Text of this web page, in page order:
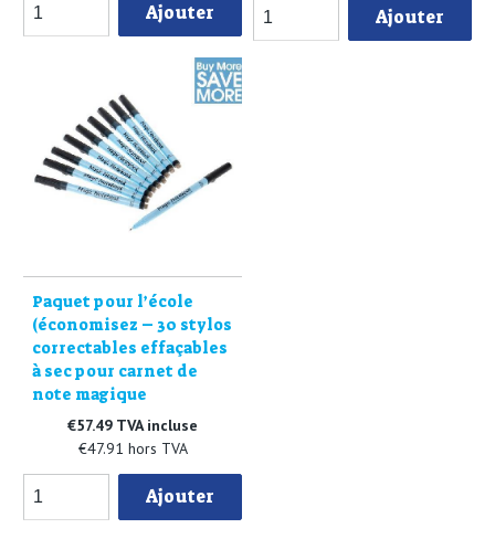
Ajouter
Ajouter
Paquet pour l’école
(économisez – 30 stylos
correctables effaçables
à sec pour carnet de
note magique
€57.49 TVA incluse
€47.91 hors TVA
Ajouter